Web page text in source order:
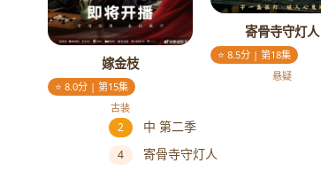
嫁金枝
⭐ 8.0分 | 第15集
古装
寄骨寺守灯人
⭐ 8.5分 | 第18集
悬疑
2 中 第二季
4 寄骨寺守灯人